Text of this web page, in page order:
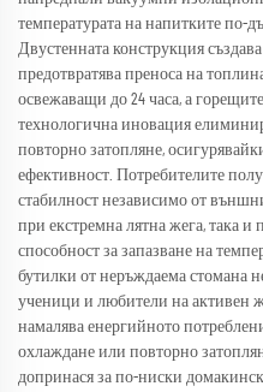
температурата на напитките по-
Двустенната конструкция
предотвратява преноса на
освежаващи до 24 часа, а
технологична иновация
повторно затопляне,
ефективност. Потребителите
стабилност независимо от
при екстремна лятна жега, така и
способност за запазване на
бутилки от неръждаема стомана
ученици и любители на активен
намалява енергийното
охлаждане или повторно
допринася за по-ниски